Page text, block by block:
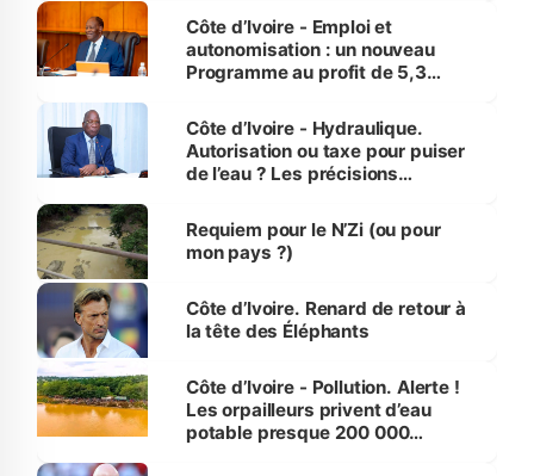
et Yamoussoukro
Côte d’Ivoire - Emploi et
autonomisation : un nouveau
Programme au profit de 5,3
Côte d’Ivoire - Hydraulique.
Autorisation ou taxe pour puiser
de l’eau ? Les précisions
Requiem pour le N’Zi (ou pour
mon pays ?)
Côte d’Ivoire. Renard de retour à
la tête des Éléphants
Côte d’Ivoire - Pollution. Alerte !
Les orpailleurs privent d’eau
potable presque 200 000